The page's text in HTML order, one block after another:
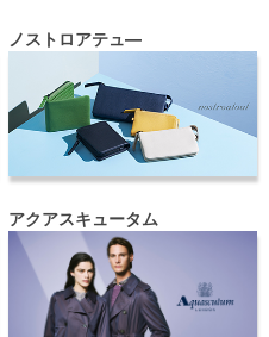
ノストロアテュ―
アクアスキュータム